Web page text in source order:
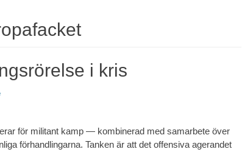
i kris
för militant kamp — kombinerad med samarbete över
förhandlingarna. Tanken är att det offensiva agerandet